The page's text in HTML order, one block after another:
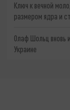
Ключ к вечной
размером ядра и
Олаф Шольц вновь
Украине